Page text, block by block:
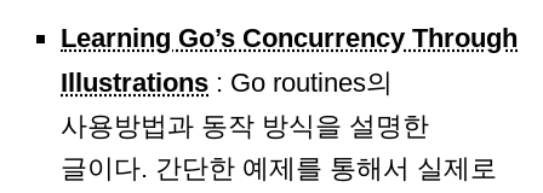
Learning Go’s Concurrency Through
Illustrations : Go routines의
사용방법과 동작 방식을 설명한
글이다. 간단한 예제를 통해서 실제로